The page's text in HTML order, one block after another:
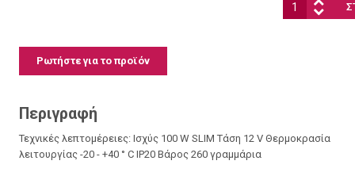
Ποσότητα:
Ρωτήστε για το προϊόν
Περιγραφή
Τεχνικές λεπτομέρειες: Ισχύς 100 W SLIM Τάση 12 V Θερμοκρασία
λειτουργίας -20 - +40 ° C IP20 Βάρος 260 γραμμάρια